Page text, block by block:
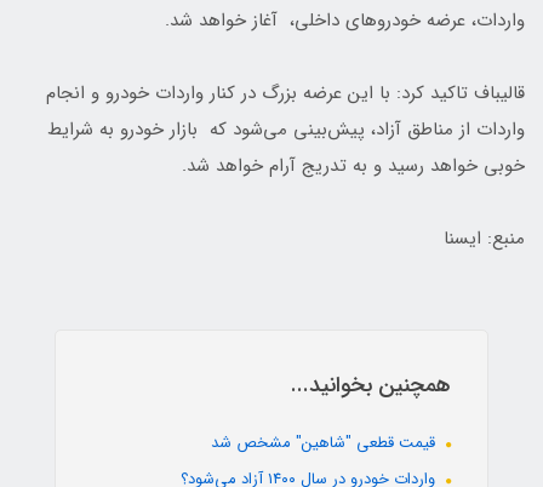
واردات، عرضه خودروهای داخلی، آغاز خواهد شد.
قالیباف تاکید کرد: با این عرضه بزرگ در کنار واردات خودرو و انجام
واردات از مناطق آزاد، پیش‌بینی می‌شود که بازار خودرو به شرایط
خوبی خواهد رسید و به تدریج آرام خواهد شد.
منبع: ایسنا
همچنین بخوانید...
قیمت قطعی "شاهین" مشخص شد
واردات خودرو در سال ۱۴۰۰ آزاد می‌شود؟